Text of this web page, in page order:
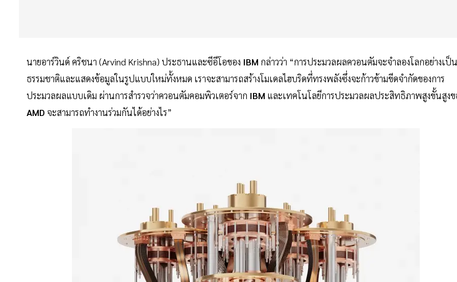
นายอาร์วินด์ คริชนา (Arvind Krishna) ประธานและซีอีโอของ IBM กล่าวว่า “การประมวลผลควอนตัมจะจำลองโลกอย่างเป็น
ธรรมชาติและแสดงข้อมูลในรูปแบบใหม่ทั้งหมด เราจะสามารถสร้างโมเดลไฮบริดที่ทรงพลังซึ่งจะก้าวข้ามขีดจำกัดของการ
ประมวลผลแบบเดิม ผ่านการสำรวจว่าควอนตัมคอมพิวเตอร์จาก IBM และเทคโนโลยีการประมวลผลประสิทธิภาพสูงขั้นสูงข
AMD จะสามารถทำงานร่วมกันได้อย่างไร”